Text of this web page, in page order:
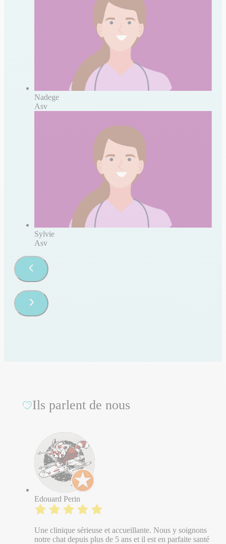
Nadege
Asv
Sylvie
Asv
Ils parlent de nous
Edouard Perin
Une clinique sérieuse et accueillante. Nous y soignons
notre chat depuis plus de 5 ans et il est en parfaite santé